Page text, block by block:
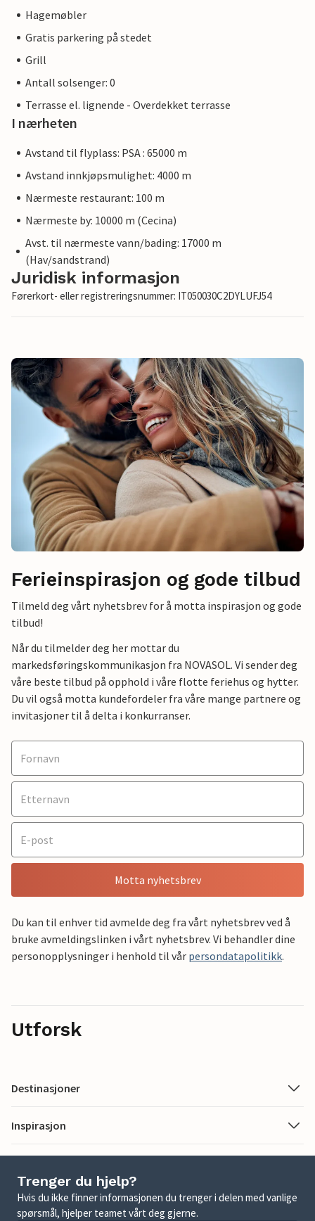
Hagemøbler
Gratis parkering på stedet
Grill
Antall solsenger: 0
Terrasse el. lignende - Overdekket terrasse
I nærheten
Avstand til flyplass: PSA : 65000 m
Avstand innkjøpsmulighet: 4000 m
Nærmeste restaurant: 100 m
Nærmeste by: 10000 m (Cecina)
Avst. til nærmeste vann/bading: 17000 m
(Hav/sandstrand)
Juridisk informasjon
Førerkort- eller registreringsnummer: IT050030C2DYLUFJ54
Ferieinspirasjon og gode tilbud
Tilmeld deg vårt nyhetsbrev for å motta inspirasjon og gode
tilbud!
Når du tilmelder deg her mottar du
markedsføringskommunikasjon fra NOVASOL. Vi sender deg
våre beste tilbud på opphold i våre flotte feriehus og hytter.
Du vil også motta kundefordeler fra våre mange partnere og
invitasjoner til å delta i konkurranser.
Motta nyhetsbrev
Du kan til enhver tid avmelde deg fra vårt nyhetsbrev ved å
bruke avmeldingslinken i vårt nyhetsbrev. Vi behandler dine
personopplysninger i henhold til vår persondatapolitikk.
Utforsk
Destinasjoner
Inspirasjon
Trenger du hjelp?
Hvis du ikke finner informasjonen du trenger i delen med vanlige
spørsmål, hjelper teamet vårt deg gjerne.